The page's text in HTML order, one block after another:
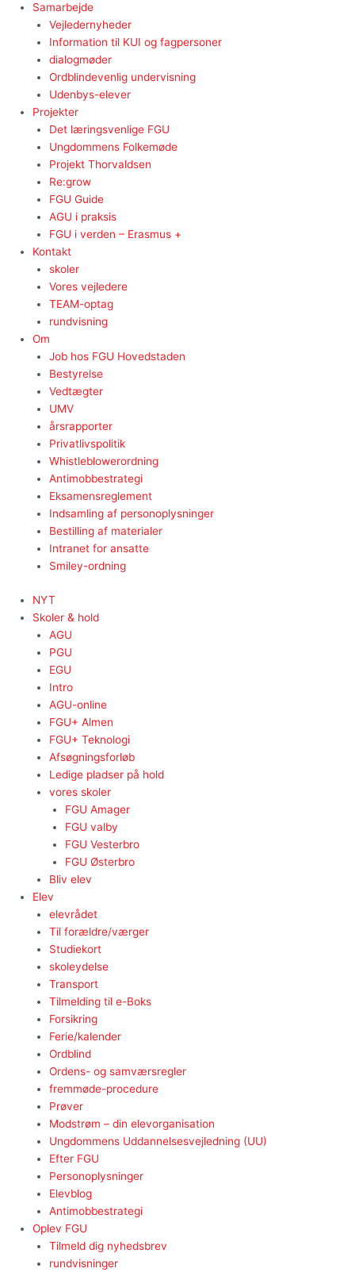
Samarbejde
Vejledernyheder
Information til KUI og fagpersoner
dialogmøder
Ordblindevenlig undervisning
Udenbys-elever
Projekter
Det læringsvenlige FGU
Ungdommens Folkemøde
Projekt Thorvaldsen
Re:grow
FGU Guide
AGU i praksis
FGU i verden – Erasmus +
Kontakt
skoler
Vores vejledere
TEAM-optag
rundvisning
Om
Job hos FGU Hovedstaden
Bestyrelse
Vedtægter
UMV
årsrapporter
Privatlivspolitik
Whistleblowerordning
Antimobbestrategi
Eksamensreglement
Indsamling af personoplysninger
Bestilling af materialer
Intranet for ansatte
Smiley-ordning
NYT
Skoler & hold
AGU
PGU
EGU
Intro
AGU-online
FGU+ Almen
FGU+ Teknologi
Afsøgningsforløb
Ledige pladser på hold
vores skoler
FGU Amager
FGU valby
FGU Vesterbro
FGU Østerbro
Bliv elev
Elev
elevrådet
Til forældre/værger
Studiekort
skoleydelse
Transport
Tilmelding til e-Boks
Forsikring
Ferie/kalender
Ordblind
Ordens- og samværsregler
fremmøde-procedure
Prøver
Modstrøm – din elevorganisation
Ungdommens Uddannelsesvejledning (UU)
Efter FGU
Personoplysninger
Elevblog
Antimobbestrategi
Oplev FGU
Tilmeld dig nyhedsbrev
rundvisninger